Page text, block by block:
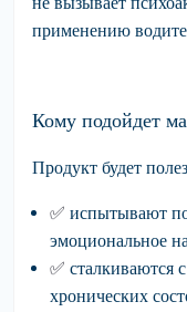
применению
Кому подойдет
Продукт будет
✅ испытывают
эмоциональное
✅ сталкиваются
хронических